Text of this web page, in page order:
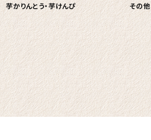
芋かりんとう・芋けんぴ その他